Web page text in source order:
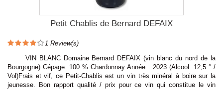
Petit Chablis de Bernard DEFAIX
1 Review(s)
VIN BLANC Domaine Bernard DEFAIX (vin blanc du nord de la
Bourgogne) Cépage: 100 % Chardonnay Année : 2023 (Alcool: 12,5 ° /
Vol)Frais et vif, ce Petit-Chablis est un vin très minéral à boire sur la
jeunesse. Bon rapport qualité / prix pour ce vin qui constitue le vin